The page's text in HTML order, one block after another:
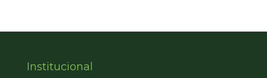
Institucional